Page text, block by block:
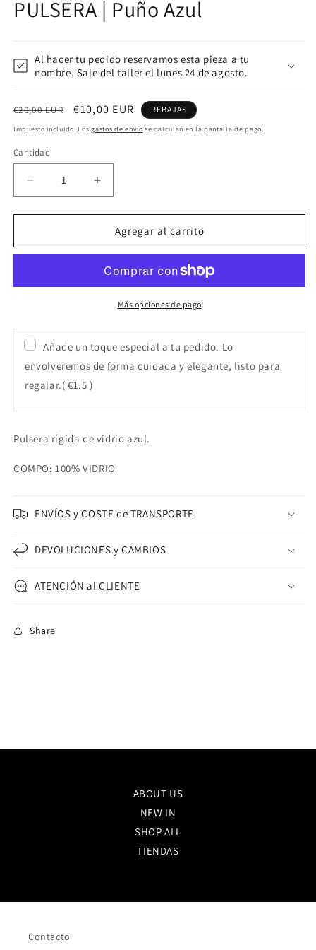
ventana
modal
PULSERA | Puño Azul
Al hacer tu pedido reservamos esta pieza a tu
nombre. Sale del taller el lunes 24 de agosto.
Precio
habitual
€20,00 EUR
Precio
de
€10,00 EUR REBAJAS
Impuesto incluido. Losgastos de envío se calculan en la pantalla de pago.
Cantidad
Reducir
cantidad
para
|
Aumentar
cantidad
para
PULSERA
|
Azul
Agregar al carrito
Más opciones de pago
Añade un toque especial a tu pedido. Lo
envolveremos de forma cuidada y elegante, listo para
regalar.( €1.5 )
Pulsera rígida de vidrio azul.
COMPO: 100% VIDRIO
ENVÍOS y COSTE de TRANSPORTE
DEVOLUCIONES y CAMBIOS
ATENCIÓN al CLIENTE
Share
ABOUT US
NEW IN
SHOP ALL
TIENDAS
Contacto